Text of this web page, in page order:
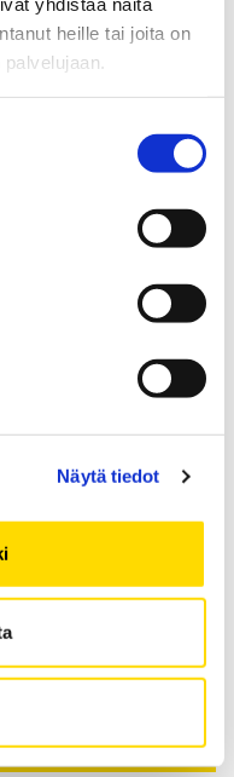
heille tai joita on
Näytä tiedot
Academic Subjects
2025)
(THE WUR